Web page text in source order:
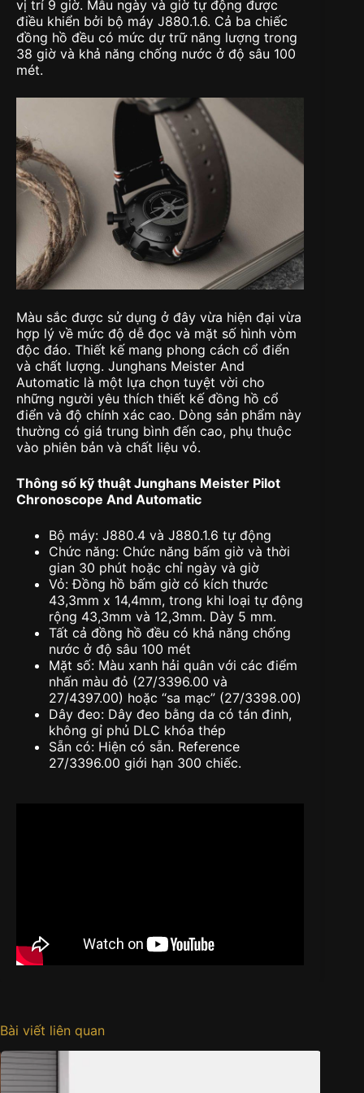
vị trí 9 giờ. Mẫu ngày và giờ tự động được
điều khiển bởi bộ máy J880.1.6. Cả ba chiếc
đồng hồ đều có mức dự trữ năng lượng trong
38 giờ và khả năng chống nước ở độ sâu 100
mét.
Màu sắc được sử dụng ở đây vừa hiện đại vừa
hợp lý về mức độ dễ đọc và mặt số hình vòm
độc đáo. Thiết kế mang phong cách cổ điển
và chất lượng. Junghans Meister And
Automatic là một lựa chọn tuyệt vời cho
những người yêu thích thiết kế đồng hồ cổ
điển và độ chính xác cao. Dòng sản phẩm này
thường có giá trung bình đến cao, phụ thuộc
vào phiên bản và chất liệu vỏ.
Thông số kỹ thuật Junghans Meister Pilot
Chronoscope And Automatic
Bộ máy: J880.4 và J880.1.6 tự động
Chức năng: Chức năng bấm giờ và thời
gian 30 phút hoặc chỉ ngày và giờ
Vỏ: Đồng hồ bấm giờ có kích thước
43,3mm x 14,4mm, trong khi loại tự động
rộng 43,3mm và 12,3mm. Dày 5 mm.
Tất cả đồng hồ đều có khả năng chống
nước ở độ sâu 100 mét
Mặt số: Màu xanh hải quân với các điểm
nhấn màu đỏ (27/3396.00 và
27/4397.00) hoặc “sa mạc” (27/3398.00)
Dây đeo: Dây đeo bằng da có tán đinh,
không gỉ phủ DLC khóa thép
Sẵn có: Hiện có sẵn. Reference
27/3396.00 giới hạn 300 chiếc.
Bài viết liên quan